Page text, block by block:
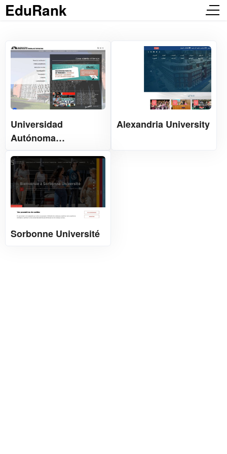
EduRank
Universidad
Autónoma
Metropolitana 墨西哥
都市自治大学
Alexandria University
Sorbonne Université